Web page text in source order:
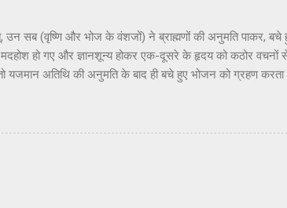
सब (वृष्णि और भोज के वंशजों) ने ब्राह्मणों की अनुमति पाकर, बचे
मदहोश हो गए और ज्ञानशून्य होकर एक-दूसरे के हृदय को कठोर
तो यजमान अतिथि की अनुमति के बाद ही बचे हुए भोजन को ग्रहण
करने से वे उन्मत्त और विवेकशून्य हो गए, यहाँ तक कि वे
छू गए। मदिरापान इतना हानिकारक है कि इतना सुसंस्कृत
को भूलने की अपेक्षा नहीं की गई थी, परन्तु ईश्वर की इच्छा से ऐसा